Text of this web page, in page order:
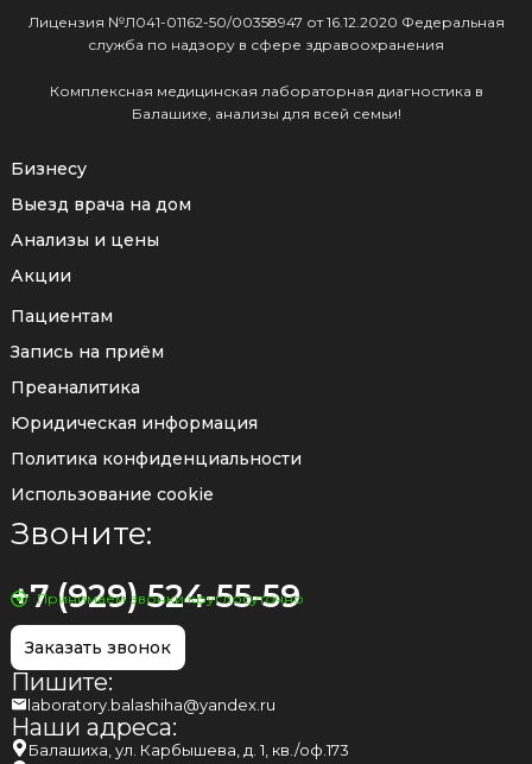
Лицензия №Л041-01162-50/00358947 от 16.12.2020 Федеральная
служба по надзору в сфере здравоохранения
Комплексная медицинская лабораторная диагностика в
Балашихе, анализы для всей семьи!
Бизнесу
Выезд врача на дом
Анализы и цены
Акции
Пациентам
Запись на приём
Преаналитика
Юридическая информация
Политика конфиденциальности
Использование cookie
Звоните:
+7 (929) 524-55-59
Принимаем звонки круглосуточно
Заказать звонок
Пишите:
laboratory.balashiha@yandex.ru
Наши адреса:
Балашиха, ул. Карбышева, д. 1, кв./оф.173